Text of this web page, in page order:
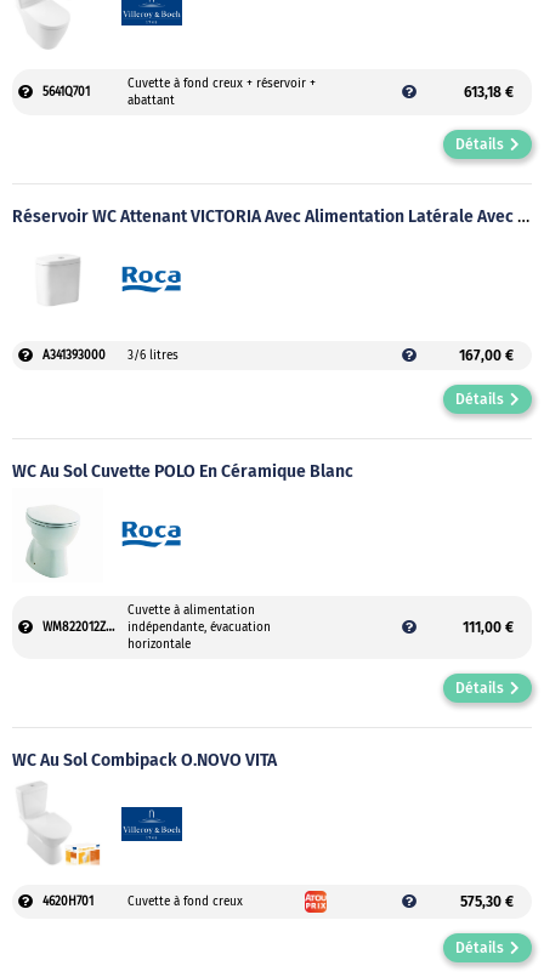
5641Q701
Cuvette à fond creux + réservoir +
abattant
613,18 €
Détails
Réservoir WC Attenant VICTORIA Avec Alimentation Latérale Avec Mécanisme 3/6 Litres En Céramique Blanc
A341393000 3/6 litres 167,00 €
Détails
WC Au Sol Cuvette POLO En Céramique Blanc
WM822012Z000001
Cuvette à alimentation
indépendante, évacuation
horizontale
111,00 €
Détails
WC Au Sol Combipack O.NOVO VITA
4620H701 Cuvette à fond creux 575,30 €
Détails